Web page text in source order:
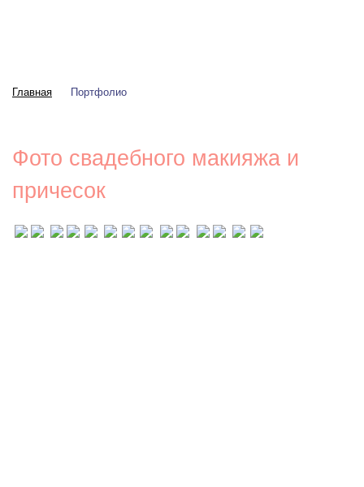
Главная Портфолио
Фото свадебного макияжа и
причесок